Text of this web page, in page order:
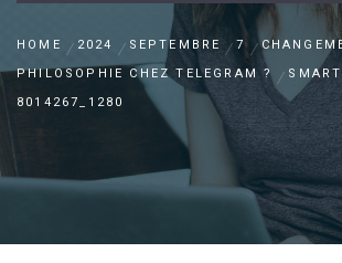
HOME 2024 SEPTEMBRE 7
PHILOSOPHIE CHEZ TELEGRAM ?
8014267_1280